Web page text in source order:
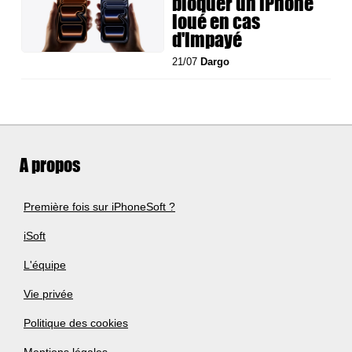
loué en cas
d'impayé
21/07Dargo
A propos
Première fois sur iPhoneSoft ?
iSoft
L'équipe
Vie privée
Politique des cookies